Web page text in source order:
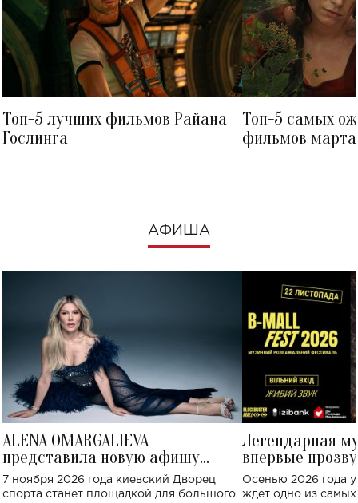
Топ-5 лучших фильмов Райана
Гослинга
Топ-5 самых
фильмов
АФИША
ALENA OMARGALIEVA
представила новую афишу
большого концерта во Дворце
спорта
7 ноября 2026 года киевский Дворец
спорта станет площадкой для большого
Легендарная
впервые
Украине: где
Осенью 2026 года
ждет одно из